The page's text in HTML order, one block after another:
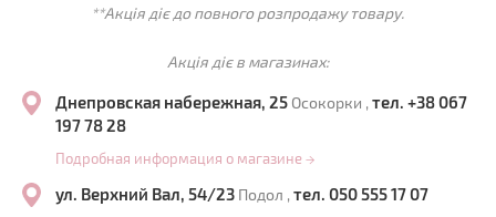
**Акція діє до повного розпродажу товару.
Акція діє в магазинах:
Днепровская набережная, 25 Осокорки , тел. +38 067
197 78 28
Подробная информация о магазине →
ул. Верхний Вал, 54/23 Подол , тел. 050 555 17 07